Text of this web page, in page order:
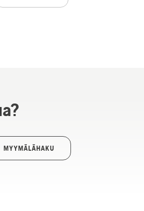
MYYMÄLÄHAKU